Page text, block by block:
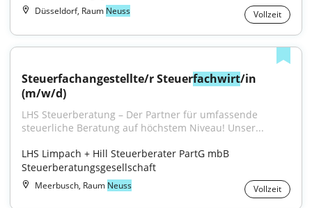
Düsseldorf, Raum Neuss Vollzeit
Steuerfachangestellte/r Steuerfachwirt/in
(m/w/d)
LHS Steuerberatung – Der Partner für umfassende
steuerliche Beratung auf höchstem Niveau! Unser...
LHS Limpach + Hill Steuerberater PartG mbB
Steuerberatungsgesellschaft
Meerbusch, Raum Neuss Vollzeit